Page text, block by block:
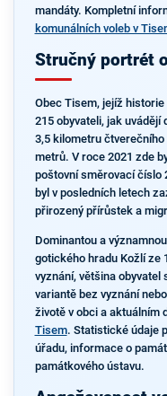
mandáty. Kompletní
komunálních voleb v
Stručný portrét
Obec Tisem, jejíž
215 obyvateli, jak uvádějí
3,5 kilometru
metrů. V roce 2021 zde
poštovní směrovací číslo
byl v posledních letech
přirozený přírůstek a
Dominantou a
gotického hradu Kožlí ze
vyznání, většina
variantě bez vyznání
životě v obci a aktuálním
Tisem. Statistické údaje
úřadu, informace o
památkového ústavu.